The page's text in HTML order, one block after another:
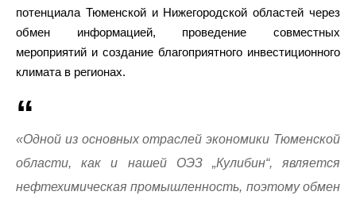
потенциала Тюменской и Нижегородской областей через
обмен информацией, проведение совместных
мероприятий и создание благоприятного инвестиционного
климата в регионах.
«Одной из основных отраслей экономики Тюменской
области, как и нашей ОЭЗ „Кулибин“, является
нефтехимическая промышленность, поэтому обмен